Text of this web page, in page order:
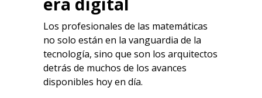
Los profesionales de las matemáticas
no solo están en la vanguardia de la
tecnología, sino que son los arquitectos
detrás de muchos de los avances
disponibles hoy en día.